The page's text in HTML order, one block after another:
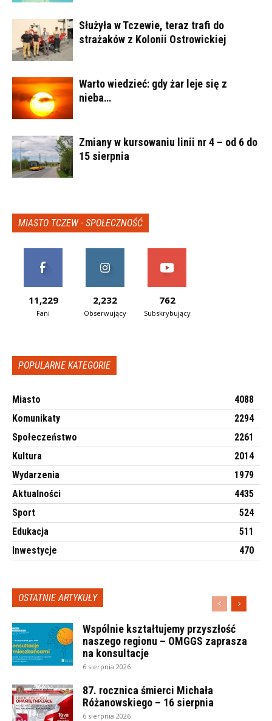
Służyła w Tczewie, teraz trafi do
strażaków z Kolonii Ostrowickiej
Warto wiedzieć: gdy żar leje się z
nieba…
Zmiany w kursowaniu linii nr 4 – od 6 do
15 sierpnia
MIASTO TCZEW - SPOŁECZNOŚĆ
11,229
Fani
2,232
Obserwujący
762
Subskrybujący
POPULARNE KATEGORIE
Miasto
4088
Komunikaty
2294
Społeczeństwo
2261
Kultura
2014
Wydarzenia
1979
Aktualności
4435
Sport
524
Edukacja
511
Inwestycje
470
OSTATNIE ARTYKUŁY
Wspólnie kształtujemy przyszłość
naszego regionu – OMGGS zaprasza
na konsultacje
6 sierpnia 2026
87. rocznica śmierci Michała
Różanowskiego – 16 sierpnia
6 sierpnia 2026